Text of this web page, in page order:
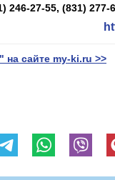
246-27-55, (831) 277-
сайте my-ki.ru >>